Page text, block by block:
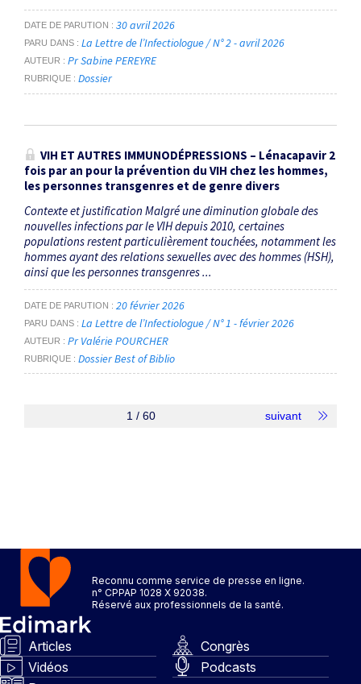
DATE DE PARUTION 30 avril 2026
PARU DANS La Lettre de l’Infectiologue / N° 2 - avril 2026
AUTEUR Pr Sabine PEREYRE
RUBRIQUE Dossier
VIH ET AUTRES IMMUNODÉPRESSIONS – Lénacapavir 2
fois par an pour la prévention du VIH chez les hommes,
les personnes transgenres et de genre divers
Contexte et justification Malgré une diminution globale des
nouvelles infections par le VIH depuis 2010, certaines
populations restent particulièrement touchées, notamment les
hommes ayant des relations sexuelles avec des hommes (HSH),
ainsi que les personnes transgenres ...
DATE DE PARUTION 20 février 2026
PARU DANS La Lettre de l’Infectiologue / N° 1 - février 2026
AUTEUR Pr Valérie POURCHER
RUBRIQUE Dossier Best of Biblio
1 / 60 suivant
Reconnu comme service de presse en ligne.
n° CPPAP 1028 X 92038.
Réservé aux professionnels de la santé.
Articles
Congrès
Vidéos
Podcasts